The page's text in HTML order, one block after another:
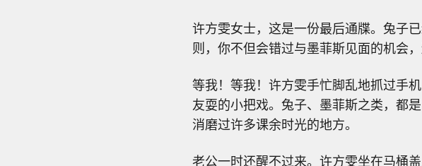
许方雯女士，这是一份最后通牒。兔子
则，你不但会错过与墨菲斯见面的机会
等我！等我！许方雯手忙脚乱地抓过手
友耍的小把戏。兔子、墨菲斯之类，都
消磨过许多课余时光的地方。
老公一时还醒不过来。许方雯坐在马桶盖